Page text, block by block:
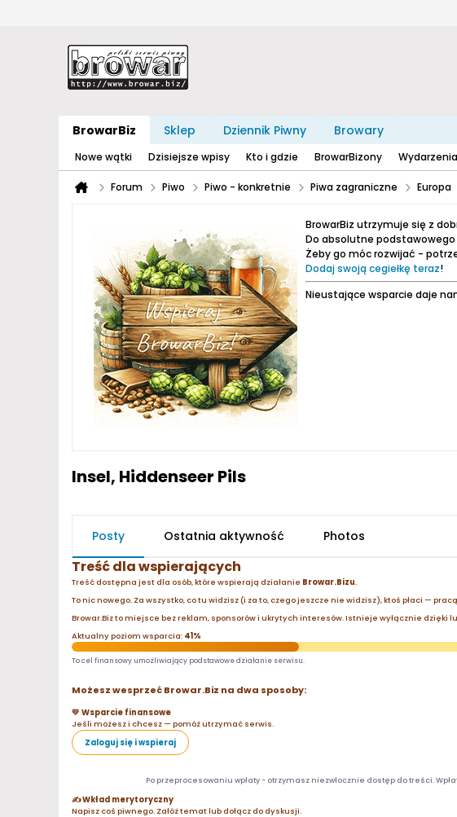
BrowarBiz Sklep Dziennik Piwny Browary
Nowe wątki Dzisiejsze wpisy Kto i gdzie BrowarBizony Wydarzenia
Forum Piwo Piwo - konkretnie Piwa zagraniczne Europa
BrowarBiz utrzymuje się z
Do absolutne podstawowego
Żeby go móc rozwijać -
Dodaj swoją cegiełkę teraz!
Nieustające wsparcie daje
Insel, Hiddenseer Pils
Posty Ostatnia aktywność Photos
Treść dla wspierających
Treść dostępna jest dla osób, które wspierają działanie Browar.Bizu.
To nic nowego. Za wszystko, co tu widzisz (i za to, czego jeszcze nie widzisz), ktoś płaci —
Browar.Biz to miejsce bez reklam, sponsorów i ukrytych interesów. Istnieje wyłącznie dzięki
Aktualny poziom wsparcia: 41%
To cel finansowy umożliwiający podstawowe działanie serwisu.
Możesz wesprzeć Browar.Biz na dwa sposoby:
💛 Wsparcie finansowe
Jeśli możesz i chcesz — pomóż utrzymać serwis.
Zaloguj się i wspieraj
Po przeprocesowaniu wpłaty - otrzymasz niezwłocznie dostęp do treści.
✍️ Wkład merytoryczny
Napisz coś piwnego. Załóż temat lub dołącz do dyskusji.